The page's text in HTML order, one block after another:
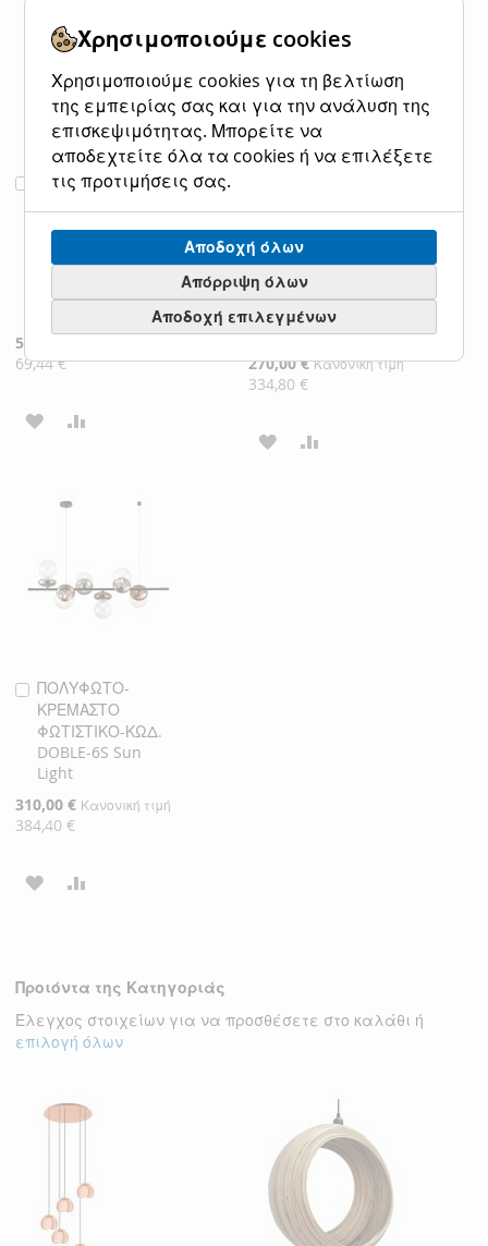
ΕΠΙΘΥΜΙΏΝ
ΕΠΙΘΥΜΙΏΝ
Φωτιστικό
Χειροποίητο Γυαλί
Ειδική
Τιμή
56,00 €
69,44 €
Προσθήκη
Καλάθι
ΠΡΟΣΘΉΚΗ
Ροζέτα 60cm 5xG9
Διάφανο
Χειροποίητο Γυαλί
Sun Light DOBLE-
5R
Ειδική
Τιμή
270,00 € Κανονική τιμή
334,80 €
Καλάθι
ΠΡΟΣΘΉΚΗ
ΠΟΛΥΦΩΤΟ-
ΚΡΕΜΑΣΤΟ
ΦΩΤΙΣΤΙΚΟ-ΚΩΔ.
DOBLE-6S Sun
Light
Ειδική
Τιμή
310,00 € Κανονική τιμή
384,40 €
Προσθήκη
στο
Καλάθι
ΠΡΟΣΘΉΚΗ
ΕΠΙΘΥΜΙΏΝ
Προιόντα της Κατηγοριάς
Έλεγχος στοιχείων για να προσθέσετε στο καλάθι ή
επιλογή όλων
Χρησιμοποιούμε cookies
Χρησιμοποιούμε cookies για τη βελτίωση
της εμπειρίας σας και για την ανάλυση της
επισκεψιμότητας. Μπορείτε να
αποδεχτείτε όλα τα cookies ή να επιλέξετε
τις προτιμήσεις σας.
Αποδοχή όλων
Απόρριψη όλων
Αποδοχή επιλεγμένων